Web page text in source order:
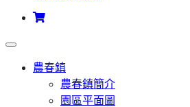
農春鎮
農春鎮簡介
園區平面圖